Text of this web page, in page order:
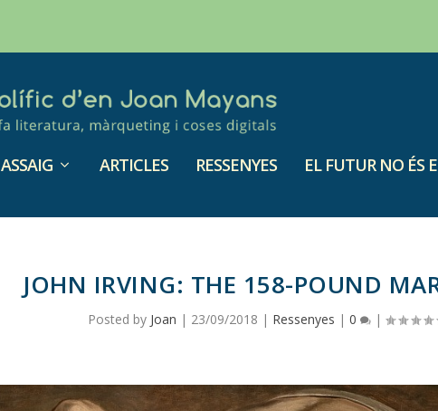
ASSAIG ARTICLES RESSENYES EL FUTUR NO ÉS
JOHN IRVING: THE 158-POUND
Posted by Joan | 23/09/2018 | Ressenyes |0 |